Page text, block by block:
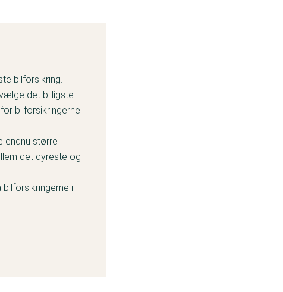
bilforsikring.
det billigste
bilforsikringerne.
endnu større
det dyreste og
i